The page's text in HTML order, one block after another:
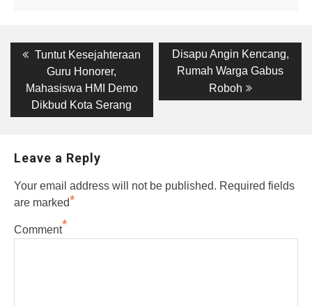
Post
navigation
Previous
post:
Tuntut Kesejahteraan
Guru Honorer,
Mahasiswa HMI Demo
Dikbud Kota Serang
Next
post:
Disapu Angin Kencang,
Rumah Warga Gabus
Roboh
Leave a Reply
Your email address will not be published. Required fields
are marked*
Comment*